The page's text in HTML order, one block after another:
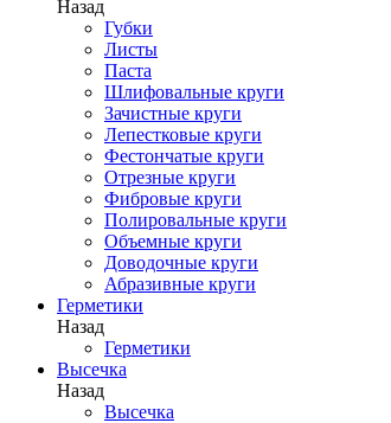
Назад
Губки
Листы
Паста
Шлифовальные круги
Зачистные круги
Лепестковые круги
Фестончатые круги
Отрезные круги
Фибровые круги
Полировальные круги
Объемные круги
Доводочные круги
Абразивные круги
Герметики
Назад
Герметики
Высечка
Назад
Высечка